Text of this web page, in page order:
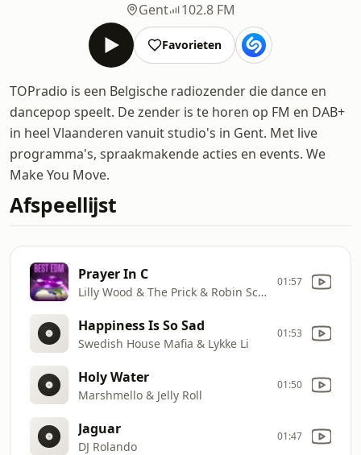
Gent
102.8 FM
Favorieten
TOPradio is een Belgische radiozender die dance en
dancepop speelt. De zender is te horen op FM en DAB+
in heel Vlaanderen vanuit studio's in Gent. Met live
programma's, spraakmakende acties en events. We
Make You Move.
Afspeellijst
Prayer In C
Lilly Wood & The Prick & Robin Schulz
01:57
Happiness Is So Sad
Swedish House Mafia & Lykke Li
01:53
Holy Water
Marshmello & Jelly Roll
01:50
Jaguar
DJ Rolando
01:47